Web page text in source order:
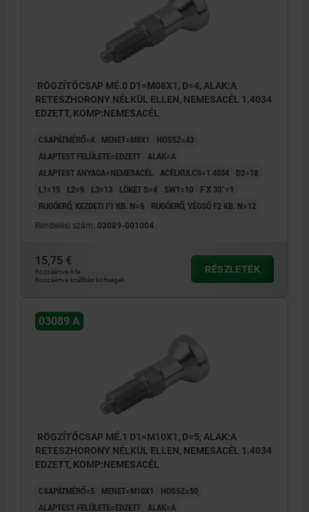
RÖGZÍTŐCSAP MÉ.0 D1=M08X1, D=4, ALAK:A
RETESZHORONY NÉLKÜL ELLEN, NEMESACÉL 1.4034
EDZETT, KOMP:NEMESACÉL
CSAPÁTMÉRŐ=4 MENET=M8X1
HOSSZ=43
ALAPTEST FELÜLETE=EDZETT ALAK=A
ALAPTEST ANYAGA=NEMESACÉL ACÉLKULCS=1.4034
D2=18
L1=15
L2=6 L3=13 LÖKET S=4 SW1=10
F X 30°=1
RUGÓERŐ, KEZDETI F1 KB. N=6
RUGÓERŐ, VÉGSŐ F2 KB. N=12
Rendelési szám: 03089-001004
15,75 €
hozzáértve Áfa
hozzáértve szállítási költségek
RÉSZLETEK
03089 A
RÖGZÍTŐCSAP MÉ.1 D1=M10X1, D=5, ALAK:A
RETESZHORONY NÉLKÜL ELLEN, NEMESACÉL 1.4034
EDZETT, KOMP:NEMESACÉL
CSAPÁTMÉRŐ=5 MENET=M10X1
HOSSZ=50
ALAPTEST FELÜLETE=EDZETT ALAK=A